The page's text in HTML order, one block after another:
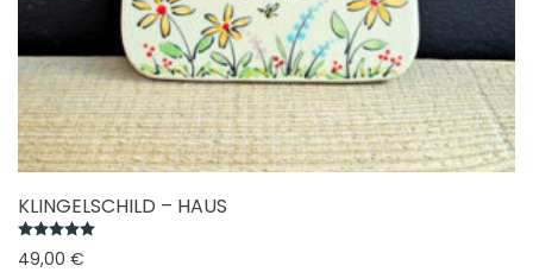
KLINGELSCHILD – HAUS
49,00 €